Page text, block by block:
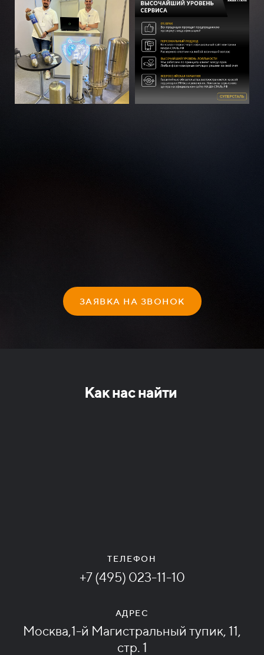
ЗАЯВКА НА ЗВОНОК
Как нас найти
ТЕЛЕФОН
+7 (495) 023-11-10
АДРЕС
Москва,1-й Магистральный тупик, 11,
стр. 1